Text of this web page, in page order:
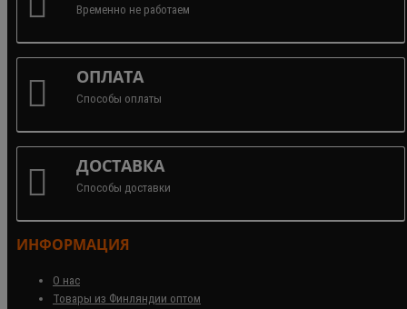
Временно не работаем
ОПЛАТА
Способы оплаты
ДОСТАВКА
Способы доставки
ИНФОРМАЦИЯ
О нас
Товары из Финляндии оптом